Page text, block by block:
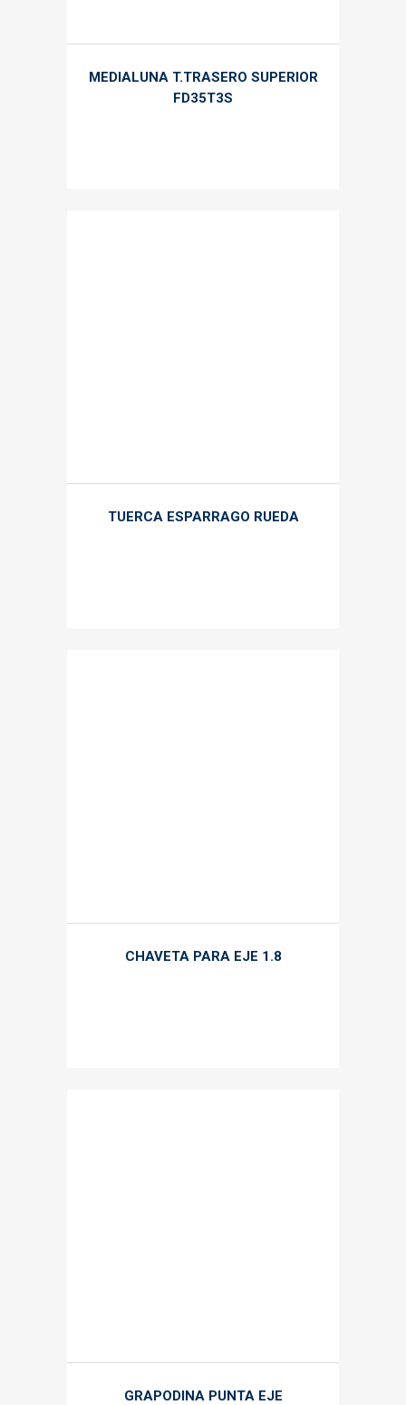
MEDIALUNA T.TRASERO SUPERIOR
FD35T3S
TUERCA ESPARRAGO RUEDA
CHAVETA PARA EJE 1.8
GRAPODINA PUNTA EJE